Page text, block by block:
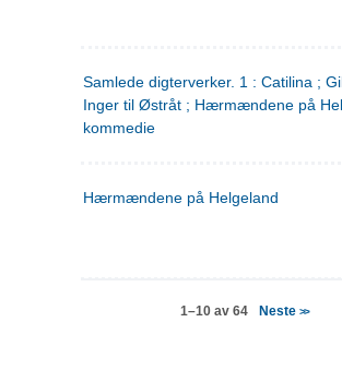
Samlede digterverker. 1 : Catilina ;
Inger til Østråt ; Hærmændene på
kommedie
Hærmændene på Helgeland
1–10 av 64 Neste>>